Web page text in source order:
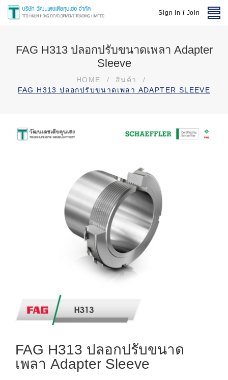
Sign In / Join
FAG H313 ปลอกปรับขนาดเพลา Adapter
Sleeve
HOME / สินค้า
/
FAG H313 ปลอกปรับขนาดเพลา ADAPTER SLEEVE
FAG H313 ปลอกปรับขนาด
เพลา Adapter Sleeve